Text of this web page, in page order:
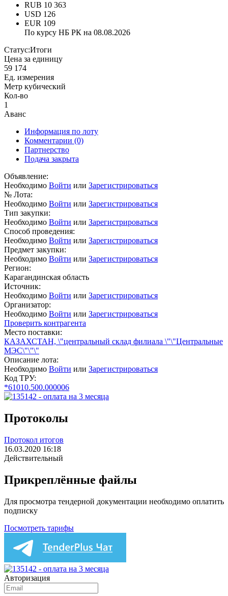
RUB 10 363
USD 126
EUR 109
По курсу НБ РК на 08.08.2026
Статус:Итоги
Цена за единицу
59 174
Ед. измерения
Метр кубический
Кол-во
1
Аванс
Информация по лоту
Комментарии (0)
Партнерство
Подача закрыта
Объявление:
Необходимо Войти или Зарегистрироваться
№ Лота:
Необходимо Войти или Зарегистрироваться
Тип закупки:
Необходимо Войти или Зарегистрироваться
Способ проведения:
Необходимо Войти или Зарегистрироваться
Предмет закупки:
Необходимо Войти или Зарегистрироваться
Регион:
Карагандинская область
Источник:
Необходимо Войти или Зарегистрироваться
Организатор:
Необходимо Войти или Зарегистрироваться
Проверить контрагента
Место поставки:
КАЗАХСТАН, \"центральный склад филиала \"\"Центральные
МЭС\"\"\"
Описание лота:
Необходимо Войти или Зарегистрироваться
Код ТРУ:
*61010.500.000006
Протоколы
Протокол итогов
16.03.2020 16:18
Действительный
Прикреплённые файлы
Для просмотра тендерной документации необходимо оплатить
подписку
Посмотреть тарифы
Авторизация